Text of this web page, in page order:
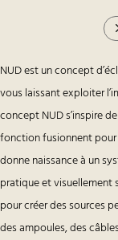
NUD est un concept
vous laissant exploiter
concept NUD s’inspire
fonction fusionnent
donne naissance à un
pratique et visuellement
pour créer des sources
des ampoules, des